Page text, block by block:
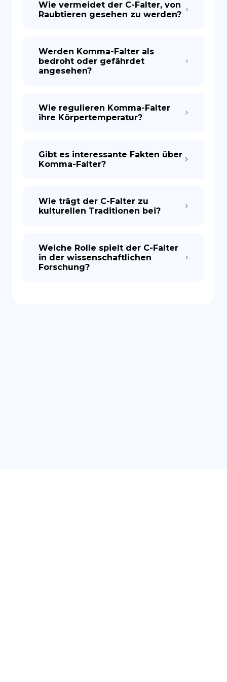
Wie vermeidet der C-Falter, von
Raubtieren gesehen zu werden?
Werden Komma-Falter als
bedroht oder gefährdet
angesehen?
Wie regulieren Komma-Falter
ihre Körpertemperatur?
Gibt es interessante Fakten über
Komma-Falter?
Wie trägt der C-Falter zu
kulturellen Traditionen bei?
Welche Rolle spielt der C-Falter
in der wissenschaftlichen
Forschung?